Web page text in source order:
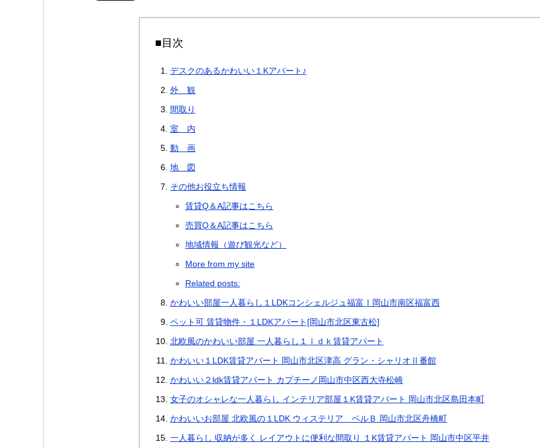
■目次
デスクのあるかわいい１Kアパート♪
外 観
間取り
室 内
動 画
地 図
その他お役立ち情報
賃貸Q＆A記事はこちら
売買Q＆A記事はこちら
地域情報（遊び観光など）
More from my site
Related posts:
かわいい部屋一人暮らし１LDKコンシェルジュ福富Ⅰ岡山市南区福富西
ペット可 賃貸物件・１LDKアパート[岡山市北区東古松]
北欧風のかわいい部屋 一人暮らし１ｌｄｋ賃貸アパート
かわいい１LDK賃貸アパート 岡山市北区津高 グラン・シャリオⅡ番館
かわいい２ldk賃貸アパート カプチーノ岡山市中区西大寺松崎
女子のオシャレな一人暮らし インテリア部屋１K賃貸アパート 岡山市北区島田本町
かわいいお部屋 北欧風の１LDK ウィステリア ベルＢ 岡山市北区舟橋町
一人暮らし 収納が多く レイアウトに便利な間取り １K賃貸アパート 岡山市中区平井